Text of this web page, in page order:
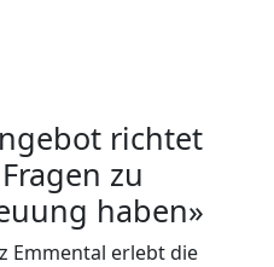
richtet
zu
haben»
Emmental erlebt die